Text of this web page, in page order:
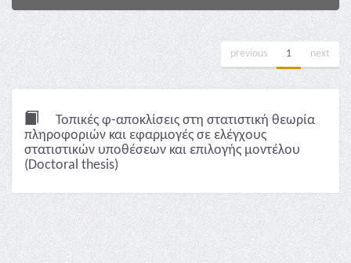
previous 1 next
Τοπικές φ-αποκλίσεις στη στατιστική θεωρία
πληροφοριών και εφαρμογές σε ελέγχους
στατιστικών υποθέσεων και επιλογής μοντέλου
(Doctoral thesis)